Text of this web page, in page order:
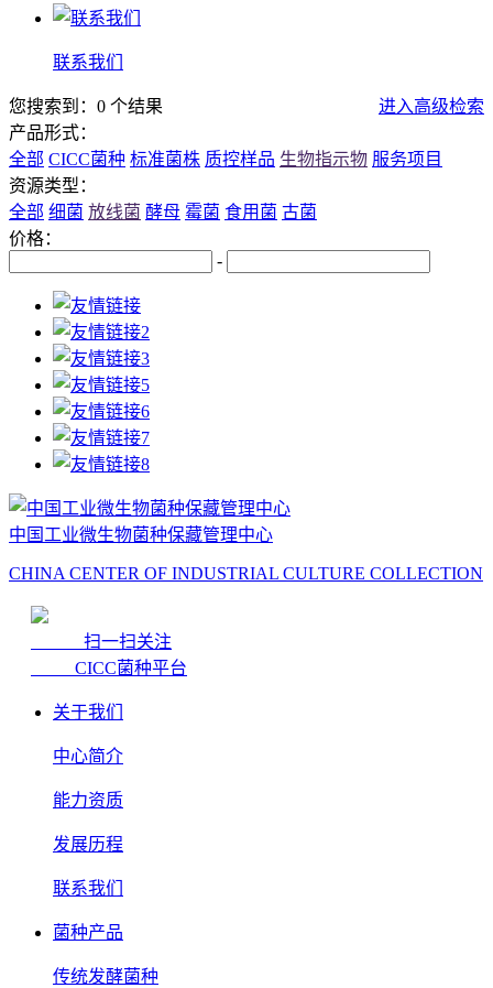
联系我们
您搜索到：0 个结果
进入高级检索
产品形式：
全部 CICC菌种 标准菌株 质控样品 生物指示物 服务项目
资源类型：
全部 细菌 放线菌 酵母 霉菌 食用菌 古菌
价格：
-
中国工业微生物菌种保藏管理中心
CHINA CENTER OF INDUSTRIAL CULTURE COLLECTION
扫一扫关注
CICC菌种平台
关于我们
中心简介
能力资质
发展历程
联系我们
菌种产品
传统发酵菌种